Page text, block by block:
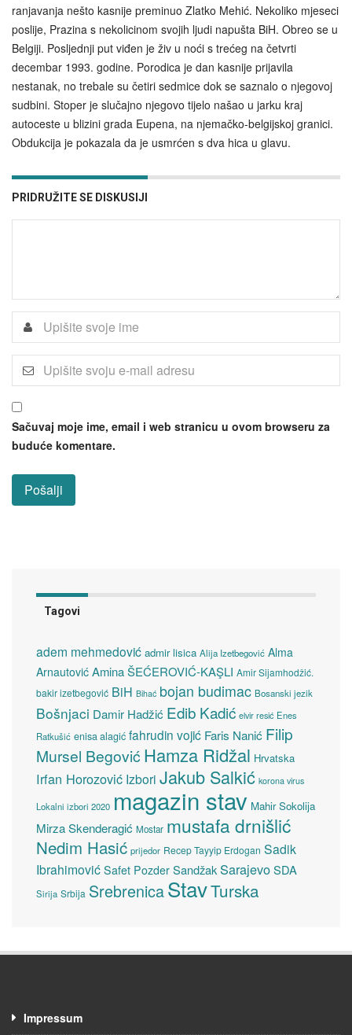
ranjavanja nešto kasnije preminuo Zlatko Mehić. Nekoliko mjeseci
poslije, Prazina s nekolicinom svojih ljudi napušta BiH. Obreo se u
Belgiji. Posljednji put viđen je živ u noći s trećeg na četvrti
decembar 1993. godine. Porodica je dan kasnije prijavila
nestanak, no trebale su četiri sedmice dok se saznalo o njegovoj
sudbini. Stoper je slučajno njegovo tijelo našao u jarku kraj
autoceste u blizini grada Eupena, na njemačko-belgijskoj granici.
Obdukcija je pokazala da je usmrćen s dva hica u glavu.
PRIDRUŽITE SE DISKUSIJI
Sačuvaj moje ime, email i web stranicu u ovom browseru za
buduće komentare.
Tagovi
adem mehmedović admir lisica Alija Izetbegović Alma
Arnautović Amina ŠEĆEROVIĆ-KAŞLI Amir Sijamhodžić.
bakir izetbegović BiH Bihać bojan budimac Bosanski jezik
Bošnjaci Damir Hadžić Edib Kadić elvir resić Enes
Ratkušić enisa alagić fahrudin vojić Faris Nanić Filip
Mursel Begović Hamza Ridžal Hrvatska
Irfan Horozović Izbori Jakub Salkić korona virus
Lokalni izbori 2020 magazin stav Mahir Sokolija
Mirza Skenderagić Mostar mustafa drnišlić
Nedim Hasić prijedor Recep Tayyip Erdogan Sadik
Ibrahimović Safet Pozder SandžakSarajevoSDA
Sirija Srbija SrebrenicaStavTurska
Impressum